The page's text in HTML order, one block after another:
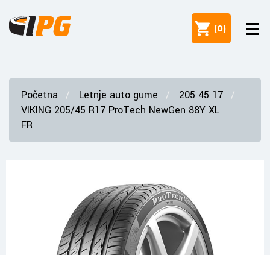
(0)
Početna Letnje auto gume
205 45 17
VIKING 205/45 R17 ProTech NewGen 88Y XL
FR